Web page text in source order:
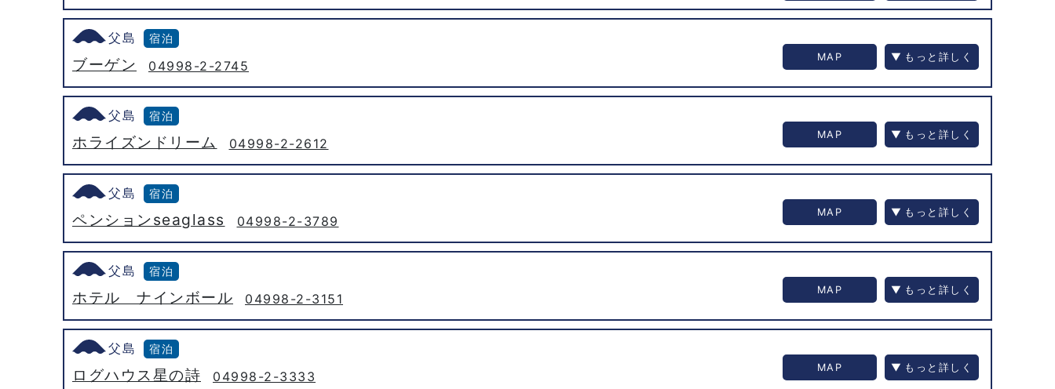
父島 宿泊
ブーゲン 04998-2-2745
MAP
父島 宿泊
ホライズンドリーム 04998-2-2612
MAP
父島 宿泊
ペンションseaglass 04998-2-3789
MAP
父島 宿泊
ホテル ナインボール 04998-2-3151
MAP
父島 宿泊
ログハウス星の詩 04998-2-3333
MAP